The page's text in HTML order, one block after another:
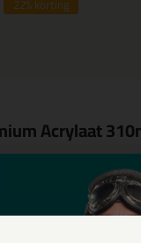
22%korting
Acrylaat
Start de check